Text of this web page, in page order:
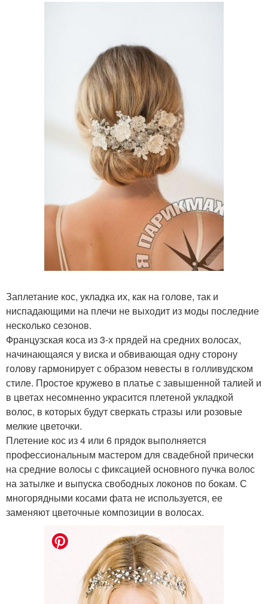
Заплетание кос, укладка их, как на голове, так и
ниспадающими на плечи не выходит из моды последние
несколько сезонов.
Французская коса из 3-х прядей на средних волосах,
начинающаяся у виска и обвивающая одну сторону
голову гармонирует с образом невесты в голливудском
стиле. Простое кружево в платье с завышенной талией и
в цветах несомненно украсится плетеной укладкой
волос, в которых будут сверкать стразы или розовые
мелкие цветочки.
Плетение кос из 4 или 6 прядок выполняется
профессиональным мастером для свадебной прически
на средние волосы с фиксацией основного пучка волос
на затылке и выпуска свободных локонов по бокам. С
многорядными косами фата не используется, ее
заменяют цветочные композиции в волосах.